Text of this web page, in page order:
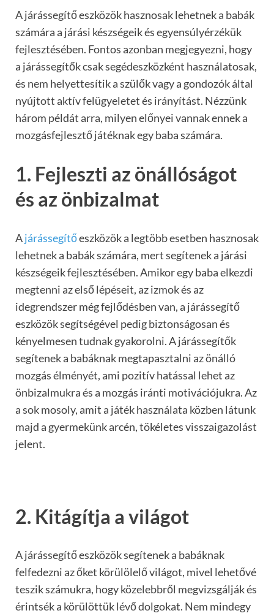
A járássegítő eszközök hasznosak lehetnek a babák
számára a járási készségeik és egyensúlyérzékük
fejlesztésében. Fontos azonban megjegyezni, hogy
a járássegítők csak segédeszközként használatosak,
és nem helyettesítik a szülők vagy a gondozók által
nyújtott aktív felügyeletet és irányítást. Nézzünk
három példát arra, milyen előnyei vannak ennek a
mozgásfejlesztő játéknak egy baba számára.
1. Fejleszti az önállóságot
és az önbizalmat
Ajárássegítőeszközök a legtöbb esetben hasznosak
lehetnek a babák számára, mert segítenek a járási
készségeik fejlesztésében. Amikor egy baba elkezdi
megtenni az első lépéseit, az izmok és az
idegrendszer még fejlődésben van, a járássegítő
eszközök segítségével pedig biztonságosan és
kényelmesen tudnak gyakorolni. A járássegítők
segítenek a babáknak megtapasztalni az önálló
mozgás élményét, ami pozitív hatással lehet az
önbizalmukra és a mozgás iránti motivációjukra. Az
a sok mosoly, amit a játék használata közben látunk
majd a gyermekünk arcén, tökéletes visszaigazolást
jelent.
2. Kitágítja a világot
A járássegítő eszközök segítenek a babáknak
felfedezni az őket körülölelő világot, mivel lehetővé
teszik számukra, hogy közelebbről megvizsgálják és
érintsék a körülöttük lévő dolgokat. Nem mindegy